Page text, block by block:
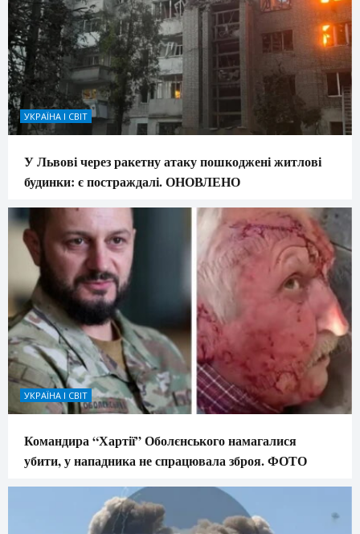
УКРАЇНА І СВІТ
У Львові через ракетну атаку пошкоджені житлові
будинки: є постраждалі. ОНОВЛЕНО
УКРАЇНА І СВІТ
Командира “Хартії” Оболєнського намагалися
убити, у нападника не спрацювала зброя. ФОТО